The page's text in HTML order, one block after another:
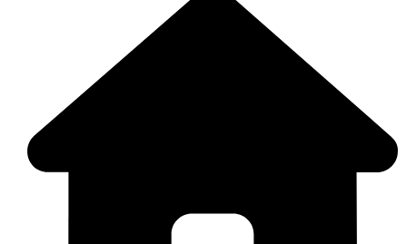
Bronnen en collecties